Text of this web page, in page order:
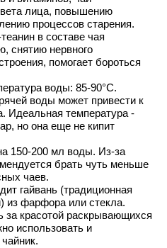
лица, повышению
процессов старения.
в составе чая
снятию нервного
помогает бороться
воды: 85-90°C.
воды может привести к
Идеальная температура -
но она еще не кипит
150-200 мл воды. Из-за
брать чуть меньше
чаев.
гайвань (традиционная
из фарфора или стекла.
за красотой раскрывающихся
использовать и